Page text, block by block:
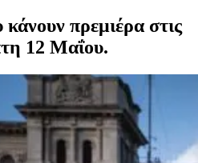
κάνουν πρεμιέρα στις
12 Μαΐου.